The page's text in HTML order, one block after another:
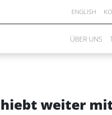
ENGLISH
ÜBER UNS
weiter